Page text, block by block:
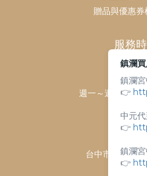
贈品與優惠券
服務
客服時
週一～週日 上午
04-
台中市大甲區
鎮瀾
鎮瀾
👉
中元
👉
鎮瀾
👉